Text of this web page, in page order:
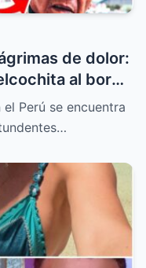
de dolor:
al borde
Perú se encuentra